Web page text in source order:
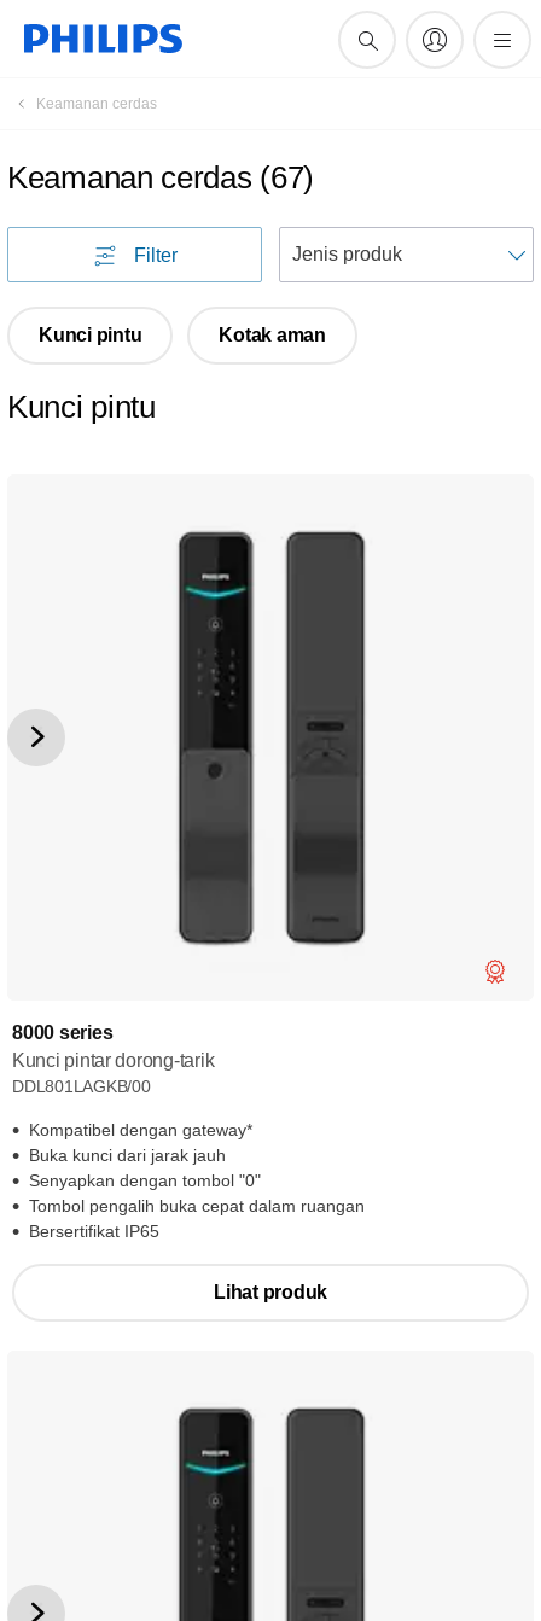
Keamanan cerdas
Keamanan cerdas (67)
Filter
Kunci pintu Kotak aman
Kunci pintu
8000 series
Kunci pintar dorong-tarik
DDL801LAGKB/00
Kompatibel dengan gateway*
Buka kunci dari jarak jauh
Senyapkan dengan tombol "0"
Tombol pengalih buka cepat dalam ruangan
Bersertifikat IP65
Lihat produk